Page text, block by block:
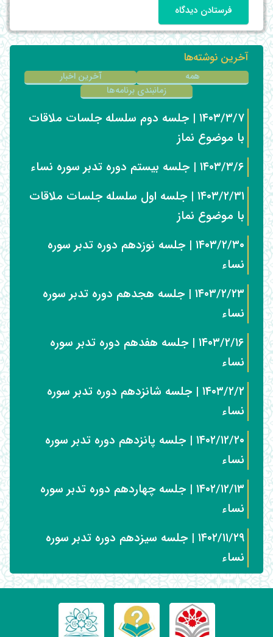
فرستادن دیدگاه
آخرین نوشته‌ها
همه
آخرین اخبار
زمانبندی برنامه‌ها
۱۴۰۳/۳/۷ | جلسه دوم سلسله جلسات ملاقات
با موضوع نماز
۱۴۰۳/۳/۶ | جلسه بیستم دوره تدبر سوره نساء
۱۴۰۳/۲/۳۱ | جلسه اول سلسله جلسات ملاقات
با موضوع نماز
۱۴۰۳/۲/۳۰ | جلسه نوزدهم دوره تدبر سوره
نساء
۱۴۰۳/۲/۲۳ | جلسه هجدهم دوره تدبر سوره
نساء
۱۴۰۳/۲/۱۶ | جلسه هفدهم دوره تدبر سوره
نساء
۱۴۰۳/۲/۲ | جلسه شانزدهم دوره تدبر سوره
نساء
۱۴۰۲/۱۲/۲۰ | جلسه پانزدهم دوره تدبر سوره
نساء
۱۴۰۲/۱۲/۱۳ | جلسه چهاردهم دوره تدبر سوره
نساء
۱۴۰۲/۱۱/۲۹ | جلسه سیزدهم دوره تدبر سوره
نساء